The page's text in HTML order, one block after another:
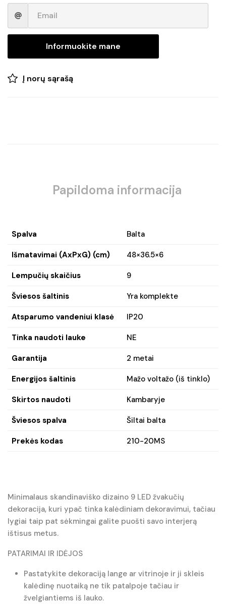
Informuokite mane
Į norų sąrašą
Papildoma informacija
Spalva Balta
Išmatavimai (AxPxG) (cm) 48×36.5×6
Lempučių skaičius 9
Šviesos šaltinis Yra komplekte
Atsparumo vandeniui klasė IP20
Tinka naudoti lauke NE
Garantija 2 metai
Energijos šaltinis Mažo voltažo (iš tinklo)
Skirtos naudoti Kambaryje
Šviesos spalva Šiltai balta
Prekės kodas 210-20MS
Minimalaus skandinaviško dizaino 9 LED žvakučių
dekoracija, kuri ypač tinka kalėdiniam dekoravimui, tačiau
lygiai taip pat sėkmingai galite puošti savo interjerą
ištisus metus.
PATARIMAI IR IDĖJOS
Pastatykite dekoraciją lange ar vitrinoje ir ji skleis
kalėdinę nuotaiką ne tik patalpoje tačiau ir
žvelgiantiems iš lauko.